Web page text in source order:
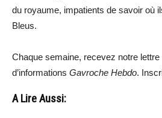
du royaume, impatients de savoir où
Bleus.
Chaque semaine, recevez notre lettre
d’informations Gavroche Hebdo.
A Lire Aussi: